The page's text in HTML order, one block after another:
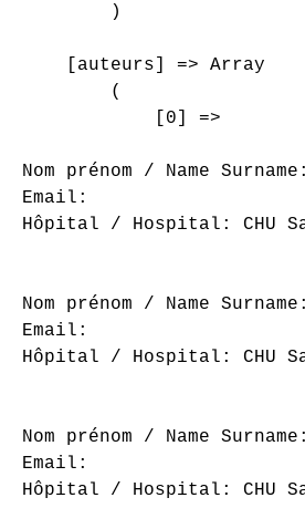
        )
    [auteurs] => Array
        (
            [0] =>
Nom prénom / Name
Email:
Hôpital / Hospital: CHU
Nom prénom / Name
Email:
Hôpital / Hospital: CHU
Nom prénom / Name
Email:
Hôpital / Hospital: CHU